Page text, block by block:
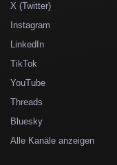
X (Twitter)
Instagram
LinkedIn
TikTok
YouTube
Threads
Bluesky
Alle Kanäle anzeigen